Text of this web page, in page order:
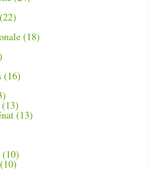
(22)
(18)
(16)
(13)
(13)
(10)
(10)